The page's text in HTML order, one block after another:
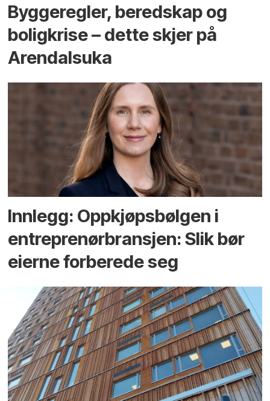
Bygge­regler, beredskap og
bolig­krise – dette skjer på
Arendals­uka
Innlegg: Oppkjøps­bølgen i
entreprenør­bransjen: Slik bør
eierne forberede seg